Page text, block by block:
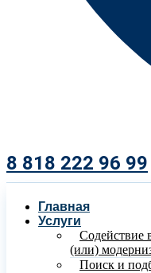
8 818 222 96 99​
Главная
Услуги
Содействие
(или)
Поиск и